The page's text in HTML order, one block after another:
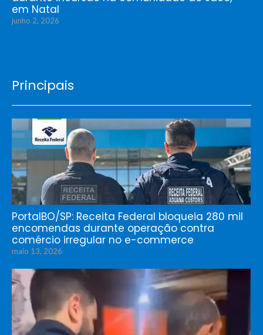
em Natal
junho 2, 2026
Principais
PortalBO/SP: Receita Federal bloqueia 280 mil
encomendas durante operação contra
comércio irregular no e-commerce
maio 13, 2026